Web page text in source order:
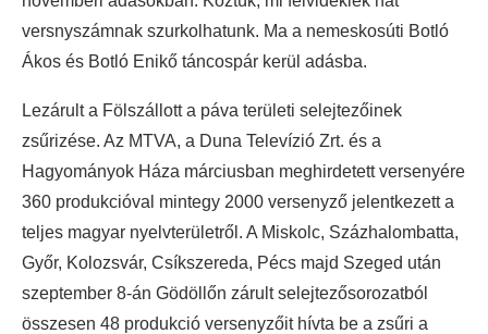
versnyszámnak szurkolhatunk. Ma a nemeskosúti Botló
Ákos és Botló Enikő táncospár kerül adásba.
Lezárult a Fölszállott a páva területi selejtezőinek
zsűrizése. Az MTVA, a Duna Televízió Zrt. és a
Hagyományok Háza márciusban meghirdetett versenyére
360 produkcióval mintegy 2000 versenyző jelentkezett a
teljes magyar nyelvterületről. A Miskolc, Százhalombatta,
Győr, Kolozsvár, Csíkszereda, Pécs majd Szeged után
szeptember 8-án Gödöllőn zárult selejtezősorozatból
összesen 48 produkció versenyzőit hívta be a zsűri a